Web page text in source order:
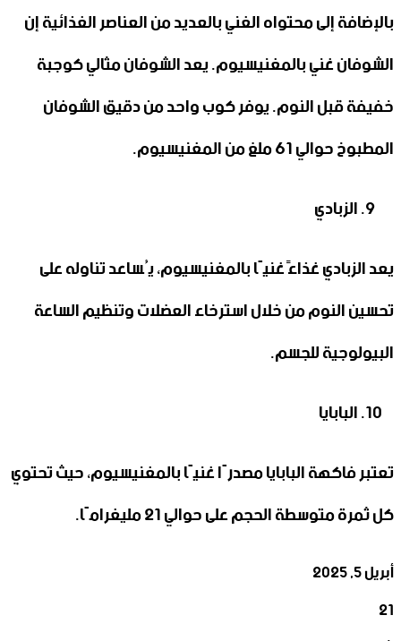
بالإضافة إلى محتواه الغني بالعديد من العناصر الغذائية إن
الشوفان غني بالمغنيسيوم. يعد الشوفان مثالي كوجبة
خفيفة قبل النوم. يوفر كوب واحد من دقيق الشوفان
المطبوخ حوالي 61 ملغ من المغنيسيوم.
الزبادي
يعد الزبادي غذاءً غنيًا بالمغنيسيوم، يُساعد تناوله على
تحسين النوم من خلال استرخاء العضلات وتنظيم الساعة
البيولوجية للجسم.
البابايا
تعتبر فاكهة البابايا مصدرًا غنيًا بالمغنيسيوم، حيث تحتوي
كل ثمرة متوسطة الحجم على حوالي 21 مليغرامًا.
أبريل 5, 2025
21